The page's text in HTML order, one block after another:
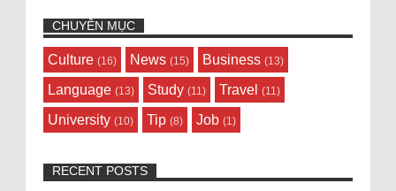
CHUYÊN MỤC
Culture (16) News (15) Business (13)
Language (13) Study (11) Travel (11)
University (10) Tip (8) Job (1)
RECENT POSTS